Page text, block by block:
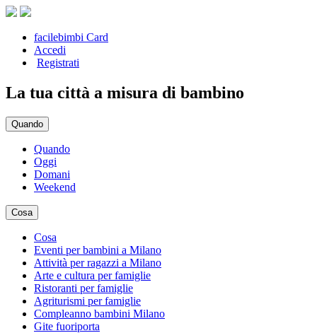
facilebimbi Card
Accedi
Registrati
La tua città a misura di bambino
Quando
Quando
Oggi
Domani
Weekend
Cosa
Cosa
Eventi per bambini a Milano
Attività per ragazzi a Milano
Arte e cultura per famiglie
Ristoranti per famiglie
Agriturismi per famiglie
Compleanno bambini Milano
Gite fuoriporta